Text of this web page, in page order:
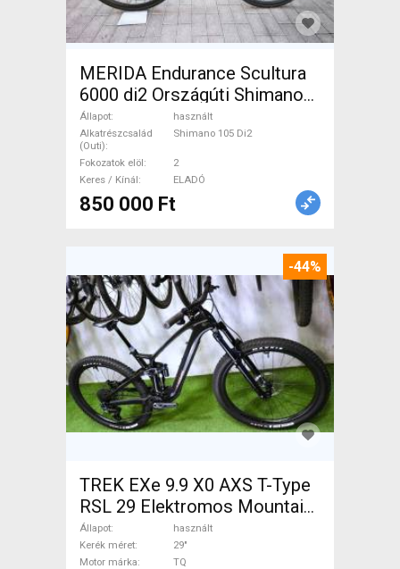
MERIDA Endurance Scultura
6000 di2 Országúti Shimano
105 Di2 tárcsafék használt
ELADÓ
Állapot
használt
Alkatrészcsalád
(Outi)
Shimano 105 Di2
Fokozatok elöl
2
Keres / Kínál
ELADÓ
850 000 Ft
-44%
TREK EXe 9.9 X0 AXS T-Type
RSL 29 Elektromos Mountain
Bike 29" össztelós / fully TQ
használt ELADÓ
Állapot
használt
Kerék méret
29"
Motor márka
TQ